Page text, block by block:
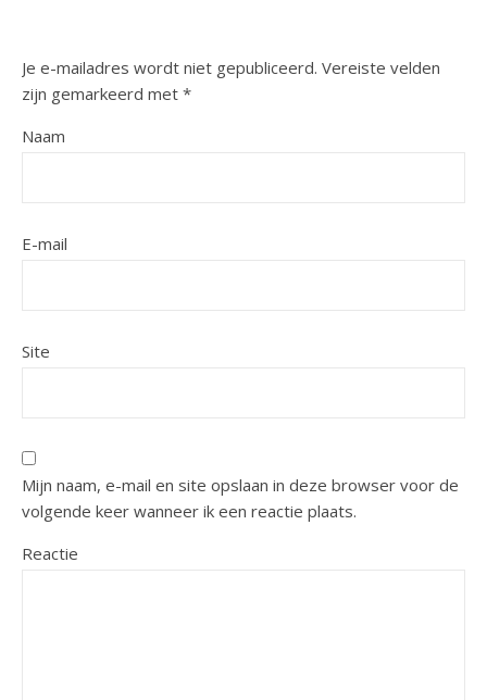
Je e-mailadres wordt niet gepubliceerd. Vereiste velden
zijn gemarkeerd met *
Naam
E-mail
Site
Mijn naam, e-mail en site opslaan in deze browser voor de
volgende keer wanneer ik een reactie plaats.
Reactie